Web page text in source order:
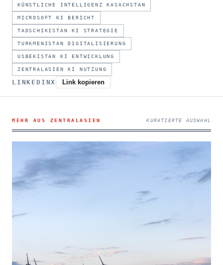
KÜNSTLICHE INTELLIGENZ KASACHSTAN
MICROSOFT KI BERICHT
TADSCHIKISTAN KI STRATEGIE
TURKMENISTAN DIGITALISIERUNG
USBEKISTAN KI ENTWICKLUNG
ZENTRALASIEN KI NUTZUNG
LINKEDINX Link kopieren
MEHR AUS ZENTRALASIEN KURATIERTE AUSWAHL